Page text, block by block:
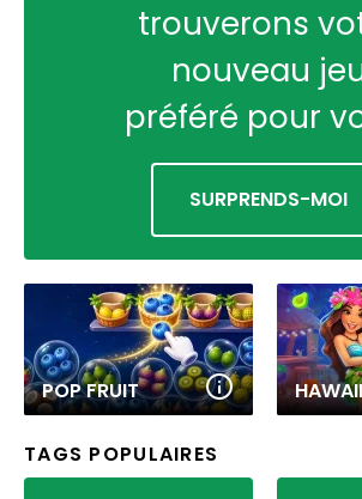
trouverons
nouveau
préféré pour
SURPRENDS-MOI
POP FRUIT
TAGS POPULAIRES